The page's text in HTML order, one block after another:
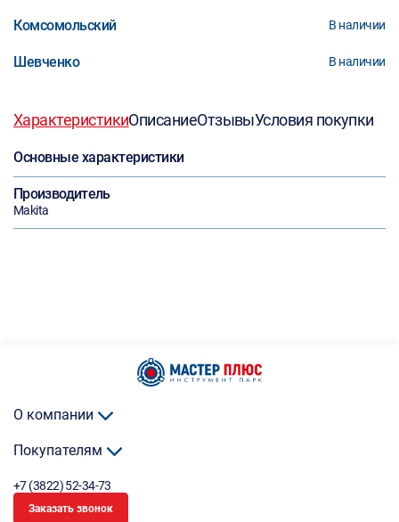
Комсомольский В наличии
Шевченко В наличии
ХарактеристикиОписаниеОтзывыУсловия покупки
Основные характеристики
Производитель
Makita
О компании
Покупателям
+7 (3822) 52-34-73
Заказать звонок